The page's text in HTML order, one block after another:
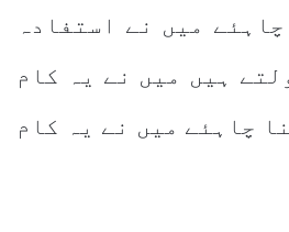
میں نے استفادہ
ہیں میں نے یہ کام
چاہئے میں نے یہ کام